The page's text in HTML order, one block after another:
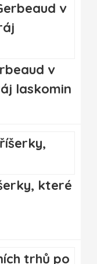
v
laskomin
které